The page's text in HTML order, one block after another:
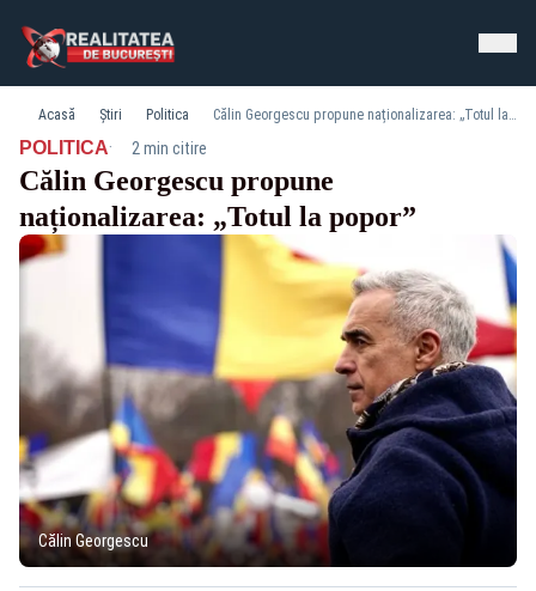
Acasă Știri Politica Călin Georgescu propune naționalizarea: „Totul la popor”
POLITICA· 2 min citire
Călin Georgescu propune
naționalizarea: „Totul la popor”
Călin Georgescu